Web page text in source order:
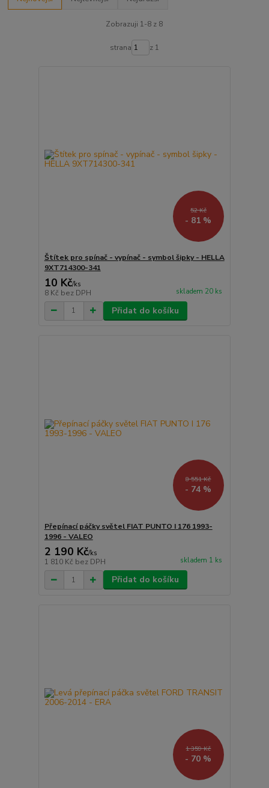
Zobrazuji 1-8 z 8
strana z 1
52 Kč
- 81 %
Štítek pro spínač - vypínač - symbol šipky - HELLA
9XT714300-341
10 Kč/ks
8 Kč bez DPH skladem 20 ks
Přidat do košíku
8 551 Kč
- 74 %
Přepínací páčky světel FIAT PUNTO I 176 1993-
1996 - VALEO
2 190 Kč/ks
1 810 Kč bez DPH skladem 1 ks
Přidat do košíku
1 359 Kč
- 70 %